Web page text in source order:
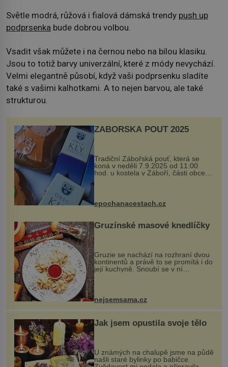
Světle modrá, růžová i fialová dámská trendy push up
podprsenka bude dobrou volbou.
Vsadit však můžete i na černou nebo na bílou klasiku.
Jsou to totiž barvy univerzální, které z módy nevychází.
Velmi elegantně působí, když vaši podprsenku sladíte
také s vašimi kalhotkami. A to nejen barvou, ale také
strukturou.
ZÁBOŘSKÁ POUŤ 2025
Tradiční Zábořská pouť, která se
koná v neděli 7.9.2025 od 11:00
hod. u kostela v Záboří, části obce
Kly u Mělníka. V programu naleznete
komentovanou prohlídku kostela,
epochanacestach.cz
Gruzínské masové knedlíčky
Gruzie se nachází na rozhraní dvou
kontinentů a právě to se promítá i do
její kuchyně. Snoubí se v ní
evropské a asijské chutě a díky tomu
pokrmy, které rozhodně st...
nejsemsama.cz
Jak jsem opustila svoje tělo
U známých na chalupě jsme na půdě
našli staré bylinky po babičce.